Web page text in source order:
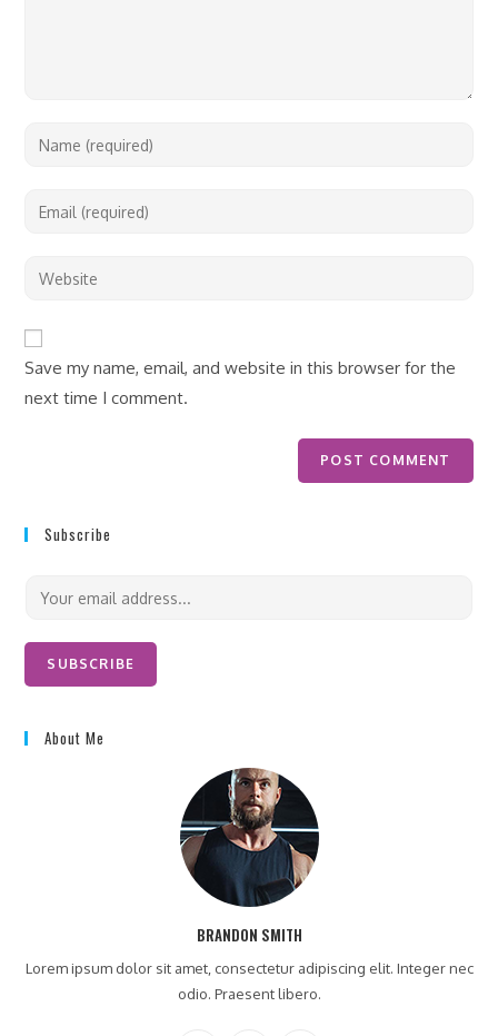
Save my name, email, and website in this browser for the
next time I comment.
Subscribe
a
l
SUBSCRIBE
About Me
BRANDON SMITH
Lorem ipsum dolor sit amet, consectetur adipiscing elit. Integer nec
odio. Praesent libero.